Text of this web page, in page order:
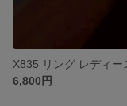
6,800円